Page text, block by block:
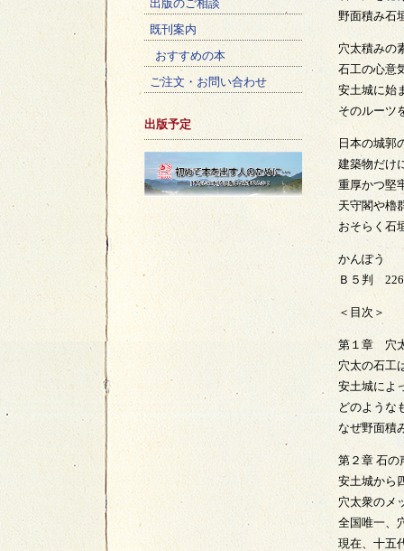
出版のご相談
既刊案内
おすすめの本
ご注文・お問い合わせ
出版予定
野面積み石
穴太積みの
石工の心意
安土城に始
そのルーツ
日本の城郭
建築物だけ
重厚かつ堅
天守閣や櫓
おそらく石
かんぽう
Ｂ５判 226
＜目次＞
第１章 穴
穴太の石工
安土城によ
どのような
なぜ野面積
第２章 石の
安土城から
穴太衆のメ
全国唯一、
現在、十五